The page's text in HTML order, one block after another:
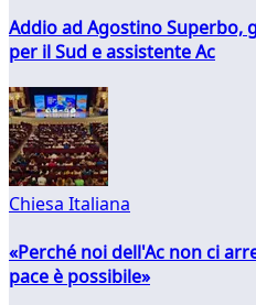
Addio ad Agostino Superbo,
per il Sud e assistente Ac
Chiesa Italiana
«Perché noi dell'Ac non ci
pace è possibile»